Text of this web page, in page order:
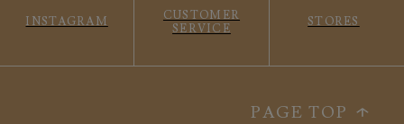
INSTAGRAM
CUSTOMER
SERVICE
STORES
PAGE TOP